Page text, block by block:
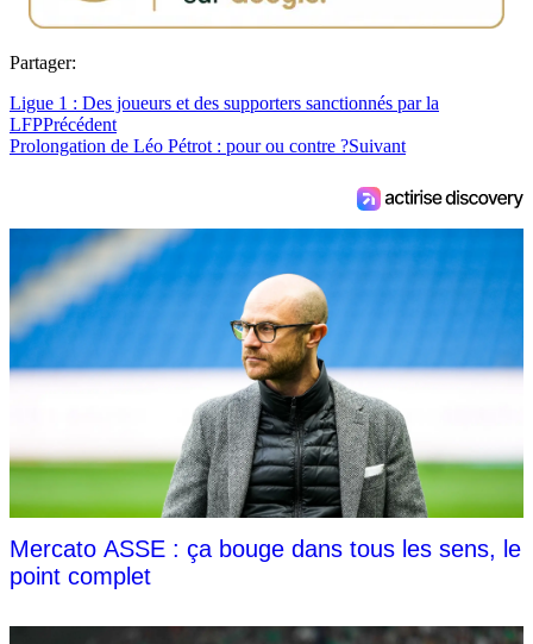
Partager:
Ligue 1 : Des joueurs et des supporters sanctionnés par la
LFPPrécédent
Prolongation de Léo Pétrot : pour ou contre ?Suivant
Mercato ASSE : ça bouge dans tous les sens, le
point complet